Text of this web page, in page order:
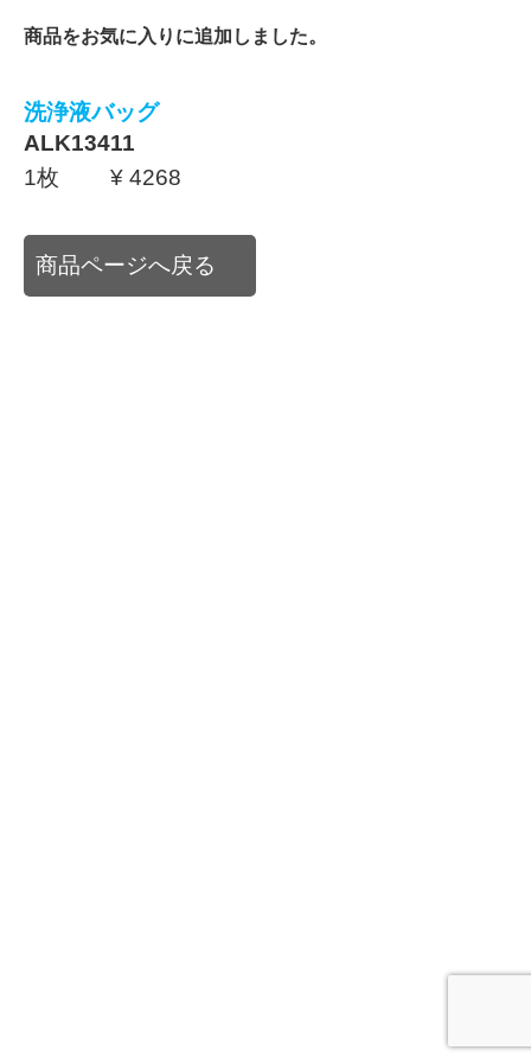
商品をお気に入りに追加しました。
洗浄液バッグ
ALK13411
1枚 ¥ 4268
商品ページへ戻る